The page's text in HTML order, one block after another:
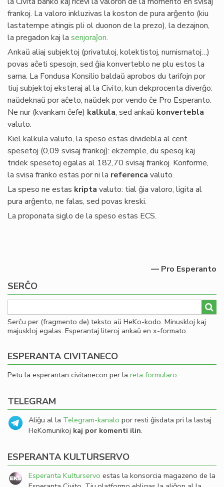
frankoj. La valoro inkluzivas la koston de pura arĝento (kiu
lastatempe atingis pli ol duonon de la prezo), la dezajnon,
la pregadon kaj la senjoraĵon.
Ankaŭ aliaj subjektoj (privatuloj, kolektistoj, numismatoj…)
povas aĉeti spesojn, sed ĝia konverteblo ne plu estos la
sama. La Fondusa Konsilio baldaŭ aprobos du tarifojn por
tiuj subjektoj eksteraj al la Civito, kun dekprocenta diverĝo:
naŭdeknaŭ por aĉeto, naŭdek por vendo ĉe Pro Esperanto.
Ne nur (kvankam ĉefe) kalkula, sed ankaŭ konvertebla
valuto.
Kiel kalkula valuto, la speso estas dividebla al cent
spesetoj (0,09 svisaj frankoj): ekzemple, du spesoj kaj
tridek spesetoj egalas al 182,70 svisaj frankoj. Konforme,
la svisa franko estas por ni la referenca valuto.
La speso ne estas kripta valuto: tial ĝia valoro, ligita al
pura arĝento, ne falas, sed povas kreski.
La proponata siglo de la speso estas ECS.
— Pro Esperanto
SERĈO
Serĉu per (fragmento de) teksto aŭ HeKo-kodo. Minuskloj kaj
majuskloj egalas. Esperantaj literoj ankaŭ en x-formato.
ESPERANTA CIVITANECO
Petu la esperantan civitanecon per la reta formularo.
TELEGRAM
Aliĝu al la Telegram-kanalo por resti ĝisdata pri la lastaj
HeKomunikoj kaj por komenti ilin.
ESPERANTA KULTURSERVO
Esperanta Kulturservo estas la konsorcia magazeno de la